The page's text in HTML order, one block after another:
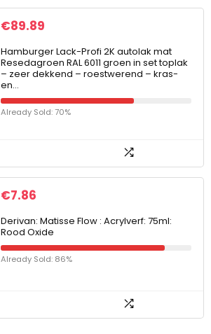
€89.89
Hamburger Lack-Profi 2K autolak mat
Resedagroen RAL 6011 groen in set toplak
– zeer dekkend – roestwerend – kras-
en…
Already Sold: 70%
€7.86
Derivan: Matisse Flow : Acrylverf: 75ml:
Rood Oxide
Already Sold: 86%